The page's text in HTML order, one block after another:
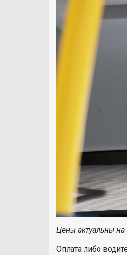
Цены актуальны на
Оплата либо